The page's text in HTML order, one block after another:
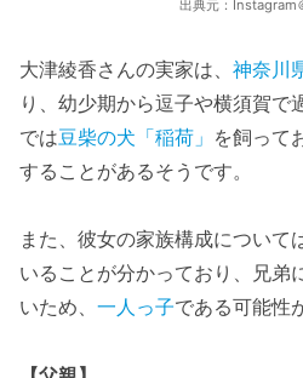
出典元：Instagram
大津綾香さんの実家は、 神奈川
り、幼少期から逗子や横須賀で
では豆柴の犬「稲荷」 を飼って
することがあるそうです。
また、彼女の家族構成について
いることが分かっており、兄弟
いため、 一人っ子である可能性